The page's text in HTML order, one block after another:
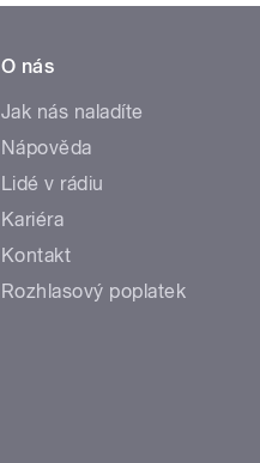
O nás
Jak nás naladíte
Nápověda
Lidé v rádiu
Kariéra
Kontakt
Rozhlasový poplatek